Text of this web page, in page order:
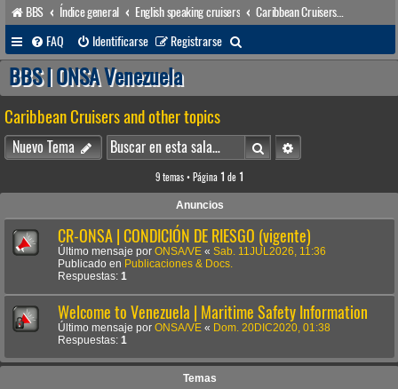
BBS Índice general English speaking cruisers
FAQ
Identificarse Registrarse
u
a
r
BBS | ONSA Venezuela
Caribbean Cruisers and other topics
Nuevo Tema BuscarBúsqueda avanzada
9 temas • Página 1 de 1
Anuncios
CR-ONSA | CONDICIÓN DE RIESGO (vigente)
Último mensaje por ONSA/VE « Sab. 11JUL2026, 11:36
Publicado en Publicaciones & Docs.
Respuestas: 1
Welcome to Venezuela | Maritime Safety Information
Último mensaje por ONSA/VE « Dom. 20DIC2020, 01:38
Respuestas: 1
Temas